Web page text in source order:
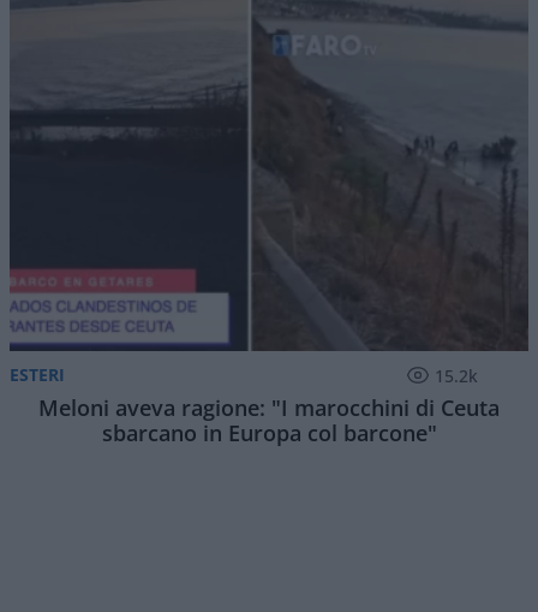
ESTERI 15.2k
Meloni aveva ragione: "I marocchini di Ceuta
sbarcano in Europa col barcone"